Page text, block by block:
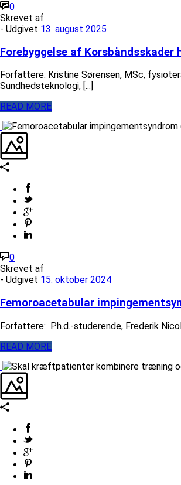
0
Skrevet af
- Udgivet 13. august 2025
Forebyggelse af
Forfattere: Kristine Sørensen, MSc,
Sundhedsteknologi, [...]
READ MORE
0
Skrevet af
- Udgivet 15. oktober 2024
Femoroacetabular
Forfattere: Ph.d.-studerende, Frederik
READ MORE